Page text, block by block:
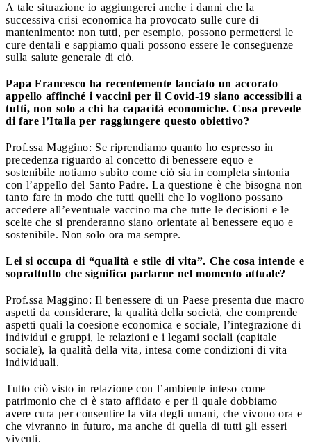
A tale situazione io aggiungerei anche i danni che la
successiva crisi economica ha provocato sulle cure di
mantenimento: non tutti, per esempio, possono permettersi le
cure dentali e sappiamo quali possono essere le conseguenze
sulla salute generale di ciò.
Papa Francesco ha recentemente lanciato un accorato
appello affinché i vaccini per il Covid-19 siano accessibili a
tutti, non solo a chi ha capacità economiche. Cosa prevede
di fare l’Italia per raggiungere questo obiettivo?
Prof.ssa Maggino: Se riprendiamo quanto ho espresso in
precedenza riguardo al concetto di benessere equo e
sostenibile notiamo subito come ciò sia in completa sintonia
con l’appello del Santo Padre. La questione è che bisogna non
tanto fare in modo che tutti quelli che lo vogliono possano
accedere all’eventuale vaccino ma che tutte le decisioni e le
scelte che si prenderanno siano orientate al benessere equo e
sostenibile. Non solo ora ma sempre.
Lei si occupa di “qualità e stile di vita”. Che cosa intende e
soprattutto che significa parlarne nel momento attuale?
Prof.ssa Maggino: Il benessere di un Paese presenta due macro
aspetti da considerare, la qualità della società, che comprende
aspetti quali la coesione economica e sociale, l’integrazione di
individui e gruppi, le relazioni e i legami sociali (capitale
sociale), la qualità della vita, intesa come condizioni di vita
individuali.
Tutto ciò visto in relazione con l’ambiente inteso come
patrimonio che ci è stato affidato e per il quale dobbiamo
avere cura per consentire la vita degli umani, che vivono ora e
che vivranno in futuro, ma anche di quella di tutti gli esseri
viventi.